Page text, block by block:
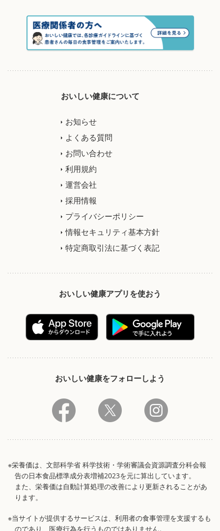
おいしい健康について
お知らせ
よくある質問
お問い合わせ
利用規約
運営会社
採用情報
プライバシーポリシー
情報セキュリティ基本方針
特定商取引法に基づく表記
おいしい健康アプリを使おう
おいしい健康をフォローしよう
※栄養価は、文部科学省 科学技術・学術審議会資源調査分科会報
告の日本食品標準成分表増補2023を元に算出しています。
また、栄養価は自動計算処理の改善により更新されることがあ
ります。
※当サイトが提供するサービスは、利用者の食事管理を支援するも
のであり、医療行為を行うものではありません。